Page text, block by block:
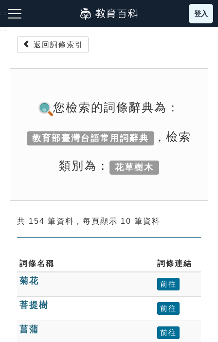
到
主
:::
成語故事
索引選單
單字索引
生命大百科索引
遊戲專區
教學應用
登入
:::
返回詞條索引
您檢索的詞條辭典為：
教育部臺灣台語常用詞辭典 , 檢索
類別為： 花草樹木
共 154 筆資料，每頁顯示 10 筆資料
詞條名稱 詞條連結
菊花 前往
菩提樹 前往
菖蒲 前往